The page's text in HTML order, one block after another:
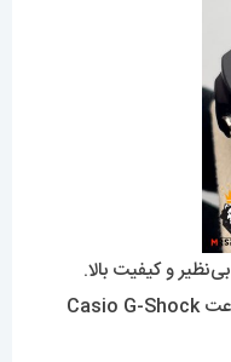
2. زیبا، مقاوم و انعطاف‌پذیری که در ساعت Casio G-Shock